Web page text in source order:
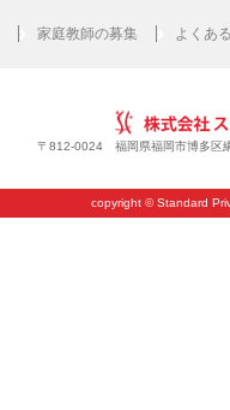
家庭教師の募集 よくあ
〒812-0024 福岡県福岡市博多区
copyright © Standard